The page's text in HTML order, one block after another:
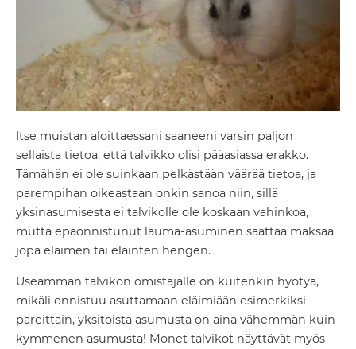
Itse muistan aloittaessani saaneeni varsin paljon
sellaista tietoa, että talvikko olisi pääasiassa erakko.
Tämähän ei ole suinkaan pelkästään väärää tietoa, ja
parempihan oikeastaan onkin sanoa niin, sillä
yksinasumisesta ei talvikolle ole koskaan vahinkoa,
mutta epäonnistunut lauma-asuminen saattaa maksaa
jopa eläimen tai eläinten hengen.
Useamman talvikon omistajalle on kuitenkin hyötyä,
mikäli onnistuu asuttamaan eläimiään esimerkiksi
pareittain, yksitoista asumusta on aina vähemmän kuin
kymmenen asumusta! Monet talvikot näyttävät myös